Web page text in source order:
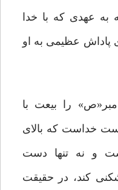
عهدی که با خدا
پاداش عظیمی به او
را بیعت با
خداست که بالای
و نه تنها دست
کند، در حقیقت